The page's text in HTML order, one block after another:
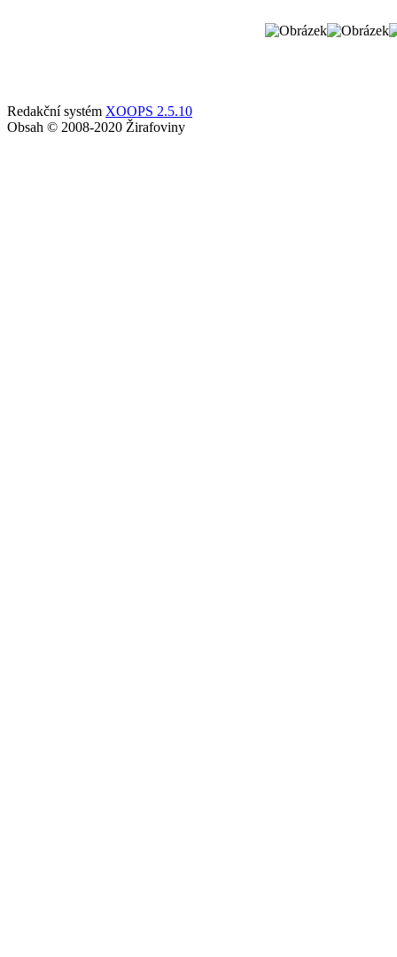
Redakční systém XOOPS 2.5.10
Obsah © 2008-2020 Žirafoviny